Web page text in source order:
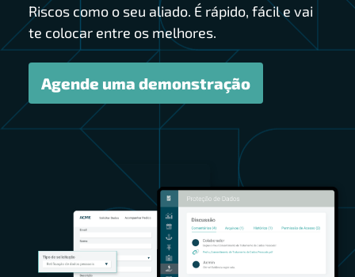
Riscos como o seu aliado. É rápido, fácil e vai
te colocar entre os melhores.
Agende uma demonstração